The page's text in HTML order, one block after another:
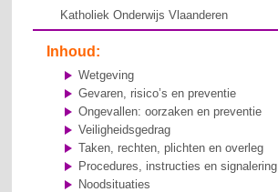
Katholiek Onderwijs Vlaanderen
Inhoud:
Wetgeving
Gevaren, risico’s en preventie
Ongevallen: oorzaken en preventie
Veiligheidsgedrag
Taken, rechten, plichten en overleg
Procedures, instructies en signalering
Noodsituaties